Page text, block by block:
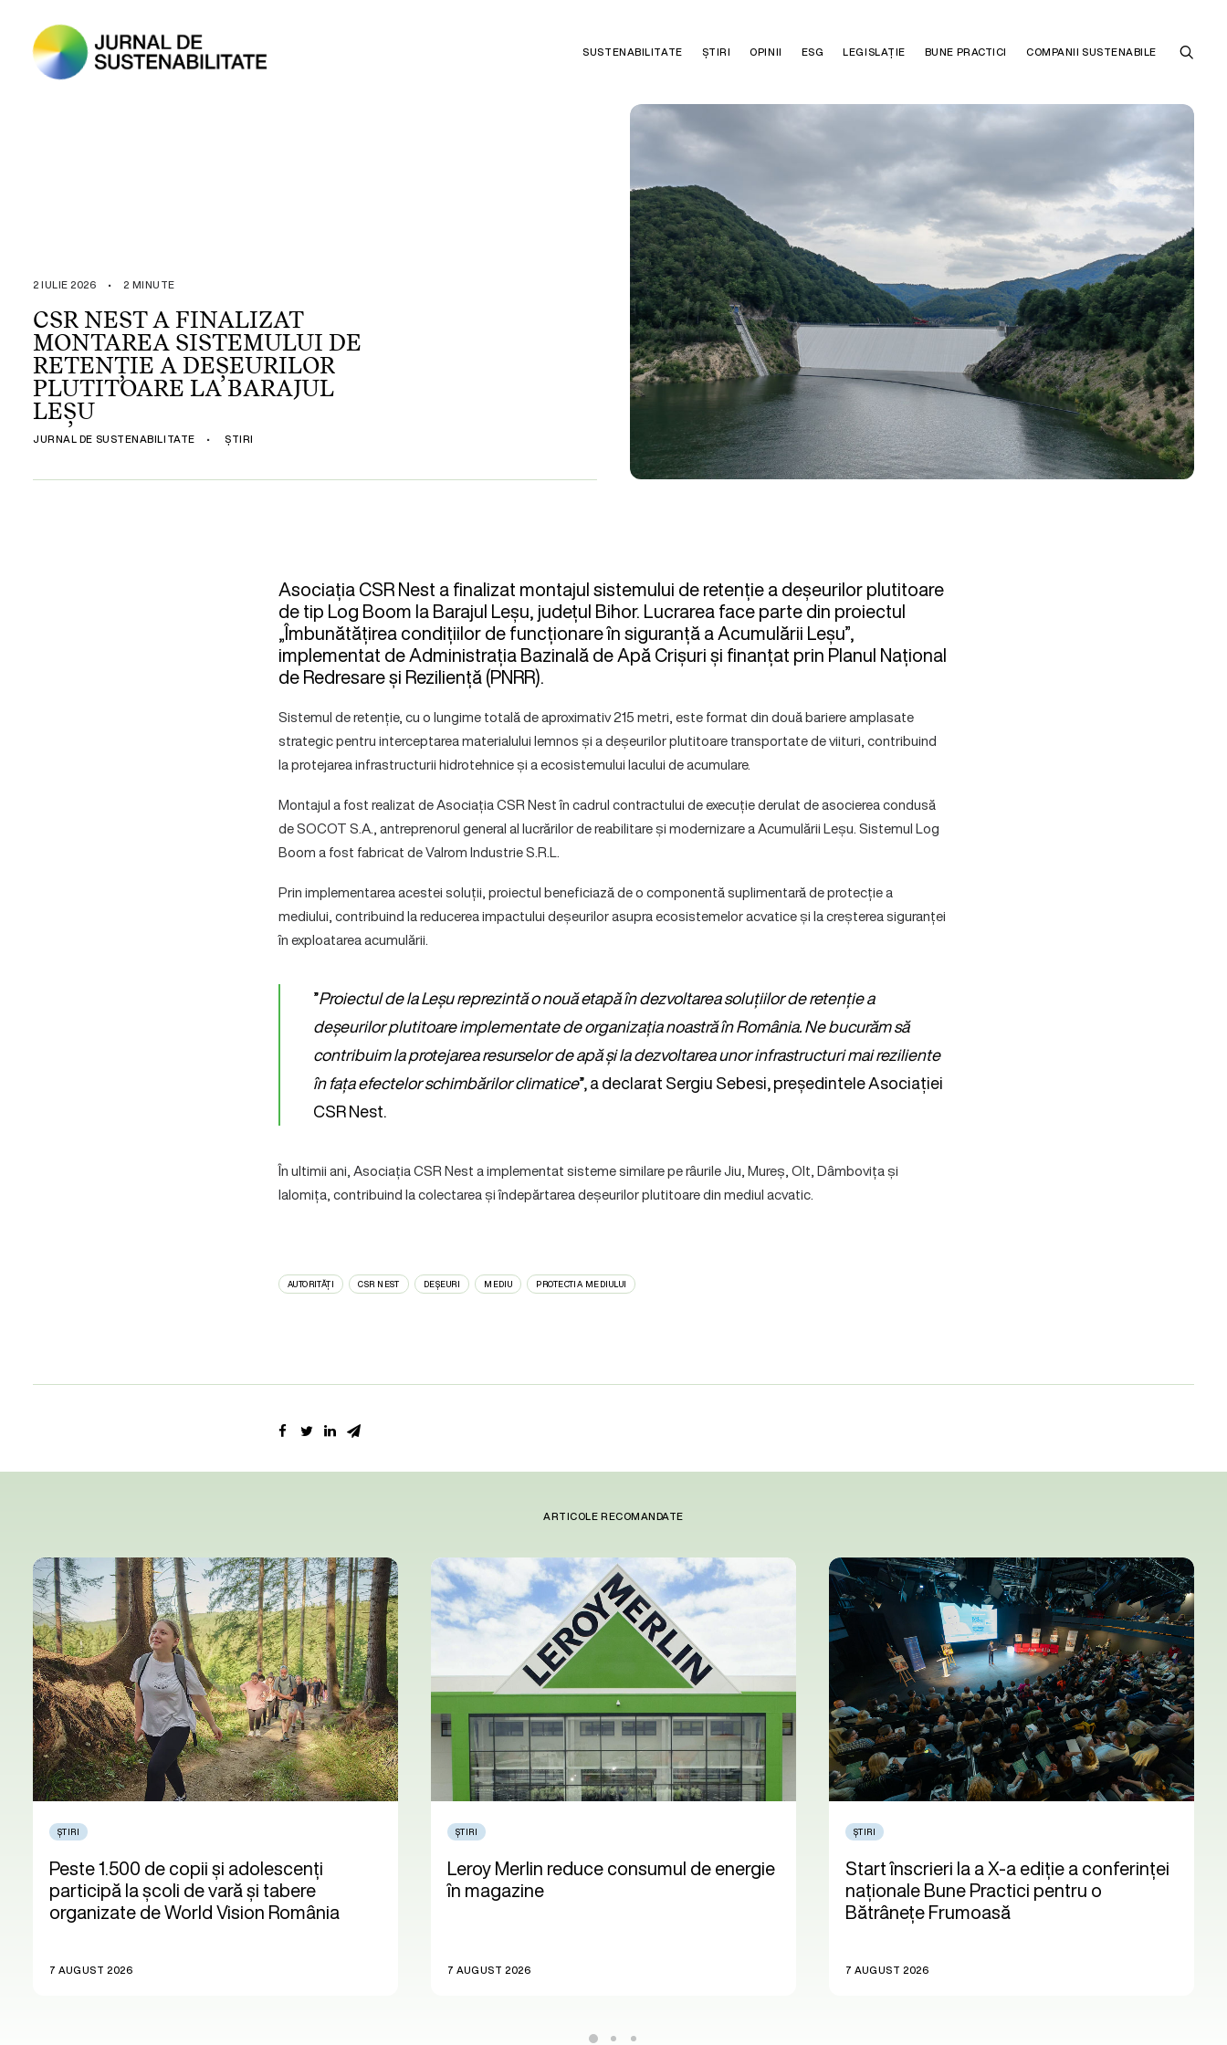
SUSTENABILITATE ȘTIRI OPINII ESG LEGISLAȚIE BUNE PRACTICI COMPANII SUSTENABILE
2 IULIE 2026 • 2 MINUTE
CSR NEST A FINALIZAT
MONTAREA SISTEMULUI DE
RETENȚIE A DEȘEURILOR
PLUTITOARE LA BARAJUL
LEȘU
JURNAL DE SUSTENABILITATE • ȘTIRI
Asociația CSR Nest a finalizat montajul sistemului de retenție a deșeurilor plutitoare
de tip Log Boom la Barajul Leșu, județul Bihor. Lucrarea face parte din proiectul
„Îmbunătățirea condițiilor de funcționare în siguranță a Acumulării Leșu”,
implementat de Administrația Bazinală de Apă Crișuri și finanțat prin Planul Național
de Redresare și Reziliență (PNRR).
Sistemul de retenție, cu o lungime totală de aproximativ 215 metri, este format din două bariere amplasate
strategic pentru interceptarea materialului lemnos și a deșeurilor plutitoare transportate de viituri, contribuind
la protejarea infrastructurii hidrotehnice și a ecosistemului lacului de acumulare.
Montajul a fost realizat de Asociația CSR Nest în cadrul contractului de execuție derulat de asocierea condusă
de SOCOT S.A., antreprenorul general al lucrărilor de reabilitare și modernizare a Acumulării Leșu. Sistemul Log
Boom a fost fabricat de Valrom Industrie S.R.L.
Prin implementarea acestei soluții, proiectul beneficiază de o componentă suplimentară de protecție a
mediului, contribuind la reducerea impactului deșeurilor asupra ecosistemelor acvatice și la creșterea siguranței
în exploatarea acumulării.
”Proiectul de la Leșu reprezintă o nouă etapă în dezvoltarea soluțiilor de retenție a
deșeurilor plutitoare implementate de organizația noastră în România. Ne bucurăm să
contribuim la protejarea resurselor de apă și la dezvoltarea unor infrastructuri mai reziliente
în fața efectelor schimbărilor climatice”, a declarat Sergiu Sebesi, președintele Asociației
CSR Nest.
În ultimii ani, Asociația CSR Nest a implementat sisteme similare pe râurile Jiu, Mureș, Olt, Dâmbovița și
Ialomița, contribuind la colectarea și îndepărtarea deșeurilor plutitoare din mediul acvatic.
AUTORITĂȚI CSR NEST DEȘEURI MEDIU PROTECTIA MEDIULUI
ARTICOLE RECOMANDATE
ȘTIRI
Peste 1.500 de copii și adolescenți
participă la școli de vară și tabere
organizate de World Vision România
7 AUGUST 2026
ȘTIRI
Leroy Merlin reduce consumul de energie
în magazine
7 AUGUST 2026
ȘTIRI
Start înscrieri la a X-a ediție a conferinței
naționale Bune Practici pentru o
Bătrânețe Frumoasă
7 AUGUST 2026